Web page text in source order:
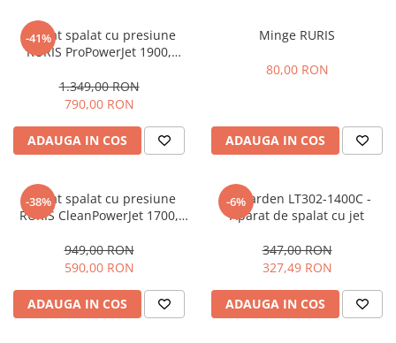
Cantarire
Deshidratoare fructe si legume
Ferastraie cu lant
Foarfece gard viu
Freze de zapada
Granulatoare
Masini - Aparate umplut carnati
Masini de tocat carne
Masini de tuns gazon
Maturi rotative
-41%
Aparat spalat cu presiune
RURIS ProPowerJet 1900,
l/min
1.349,00 RON
790,00 RON
ADAUGA IN COS
Minge RURIS
80,00 RON
ADAUGA IN COS
-38%
Aparat spalat cu presiune
RURIS CleanPowerJet 1700,
l/min
949,00 RON
590,00 RON
ADAUGA IN COS
-6%
Progarden LT302-1400C -
Aparat de spalat cu jet
347,00 RON
327,49 RON
ADAUGA IN COS